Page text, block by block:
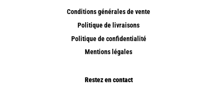
Conditions générales de vente
Politique de livraisons
Politique de confidentialité
Mentions légales
Restez en contact